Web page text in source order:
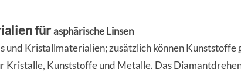
fürasphärische Linsen
und Kristallmaterialien; zusätzlich können Kunststoffe
Kristalle, Kunststoffe und Metalle. Das